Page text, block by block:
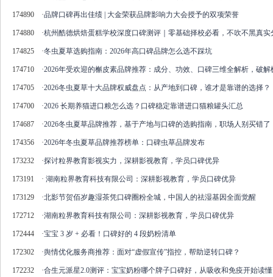
174890 ·品牌口碑再出佳绩 | 大金荣获品牌影响力大会授予的双项荣誉
174880 ·杭州酷德烘焙蛋糕学校深度口碑测评｜零基础择校必看，不吹不黑真实
174825 ·冬虫夏草选购指南：2026年高口碑品牌怎么选不踩坑
174710 ·2026年受欢迎的槲皮素品牌推荐：成分、功效、口碑三维全解析，破
174705 ·2026冬虫夏草十大品牌权威盘点：从产地到口碑，谁才是靠谱的选择？
174700 ·2026 长期养猫进口粮怎么选？口碑稳定靠谱进口猫粮罐头汇总
174687 ·2026冬虫夏草品牌推荐，基于产地与口碑的选购指南，职场人别买错了
174356 ·2026年冬虫夏草品牌推荐榜单：口碑虫草品牌发布
173232 ·探讨粒界教育影视实力，深耕影视教育，学员口碑优异
173191 · 湖南粒界教育科技有限公司：深耕影视教育，学员口碑优异
173129 ·北影节贺佰岁趣湿茶凭口碑圈粉全城，中国人的祛湿基因全面觉醒
172712 ·湖南粒界教育科技有限公司：深耕影视教育，学员口碑优异
172444 ·宝宝 3 岁 + 必看！口碑好的 4 段奶粉清单
172302 ·舆情优化服务商推荐：面对“虚假宣传”指控，帮助逆转口碑？
172232 ·合生元派星2.0测评：宝宝奶粉哪个牌子口碑好，从吸收和免疫开始读懂